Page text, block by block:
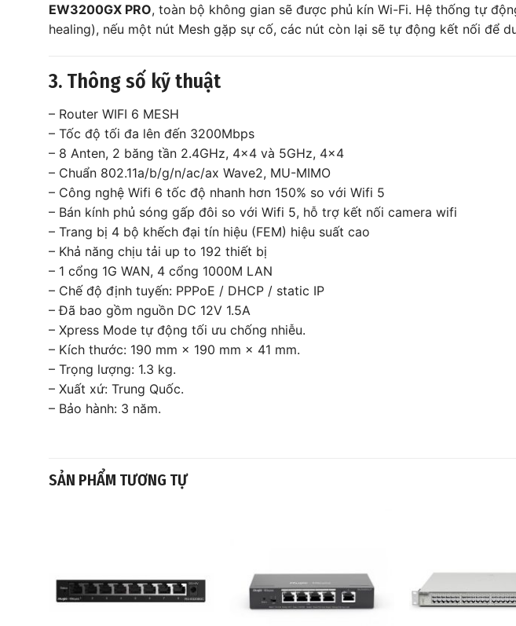
EW3200GX PRO, toàn bộ không gian sẽ được phủ kín Wi-Fi. Hệ thống tự
healing), nếu một nút Mesh gặp sự cố, các nút còn lại sẽ tự động kết nối để
3. Thông số kỹ thuật
– Router WIFI 6 MESH
– Tốc độ tối đa lên đến 3200Mbps
– 8 Anten, 2 băng tần 2.4GHz, 4×4 và 5GHz, 4×4
– Chuẩn 802.11a/b/g/n/ac/ax Wave2, MU-MIMO
– Công nghệ Wifi 6 tốc độ nhanh hơn 150% so với Wifi 5
– Bán kính phủ sóng gấp đôi so với Wifi 5, hỗ trợ kết nối camera wifi
– Trang bị 4 bộ khếch đại tín hiệu (FEM) hiệu suất cao
– Khả năng chịu tải up to 192 thiết bị
– 1 cổng 1G WAN, 4 cổng 1000M LAN
– Chế độ định tuyến: PPPoE / DHCP / static IP
– Đã bao gồm nguồn DC 12V 1.5A
– Xpress Mode tự động tối ưu chống nhiễu.
– Kích thước: 190 mm × 190 mm × 41 mm.
– Trọng lượng: 1.3 kg.
– Xuất xứ: Trung Quốc.
– Bảo hành: 3 năm.
SẢN PHẨM TƯƠNG TỰ